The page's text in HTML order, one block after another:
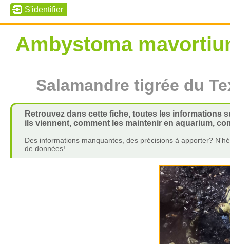
Ambystoma
Salamandre tigrée du
Retrouvez dans cette fiche, toutes les informations
ils viennent, comment les maintenir en aquarium,
Des informations manquantes, des précisions à apporter?
de données!